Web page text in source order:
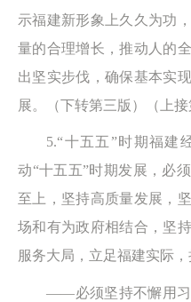
示福建新形象上久久为功
量的合理增长，推动人的
出坚实步伐，确保基本实
展。（下转第三版）（上接
5.“十五五”时期福建
动“十五五”时期发展，必
至上，坚持高质量发展，
场和有为政府相结合，坚
服务大局，立足福建实际，
——必须坚持不懈用习